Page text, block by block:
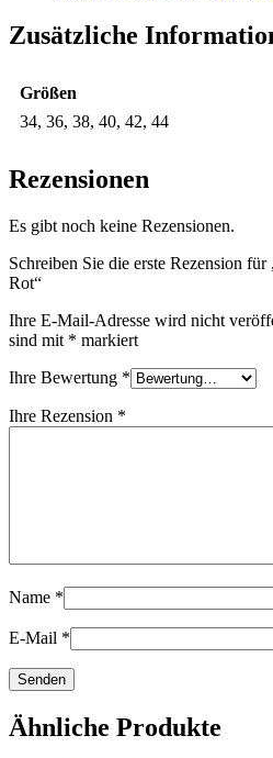
Menge
Zusätzliche
Größen
34, 36, 38, 40, 42, 44
Rezensionen
Es gibt noch keine Rezensionen.
Schreiben Sie die erste Rezension
Rot“
Ihre E-Mail-Adresse wird nicht
sind mit * markiert
Ihre Bewertung *
Ihre Rezension *
Name *
E-Mail *
Ähnliche Produkte